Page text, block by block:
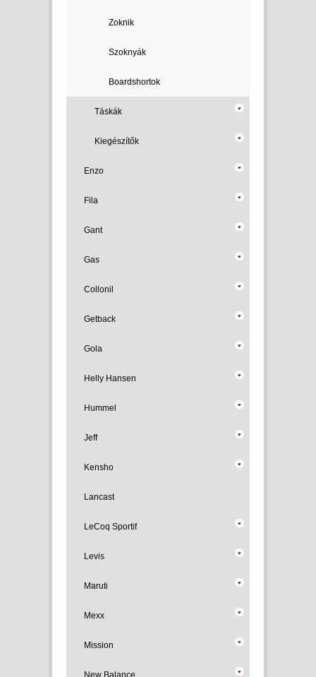
Zoknik
Szoknyák
Boardshortok
Táskák
Kiegészítők
Enzo
Fila
Gant
Gas
Collonil
Getback
Gola
Helly Hansen
Hummel
Jeff
Kensho
Lancast
LeCoq Sportif
Levis
Maruti
Mexx
Mission
New Balance